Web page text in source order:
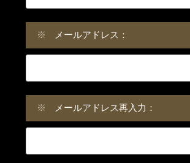
※ メールアドレス：
※ メールアドレス再入力：